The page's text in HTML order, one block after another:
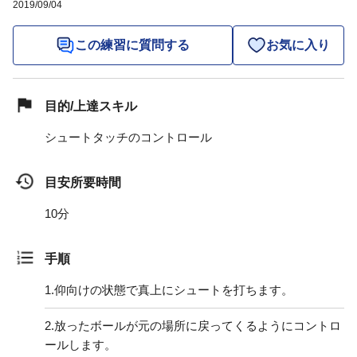
2019/09/04
この練習に質問する お気に入り
目的/上達スキル
シュートタッチのコントロール
目安所要時間
10分
手順
1.仰向けの状態で真上にシュートを打ちます。
2.放ったボールが元の場所に戻ってくるようにコントロ
ールします。